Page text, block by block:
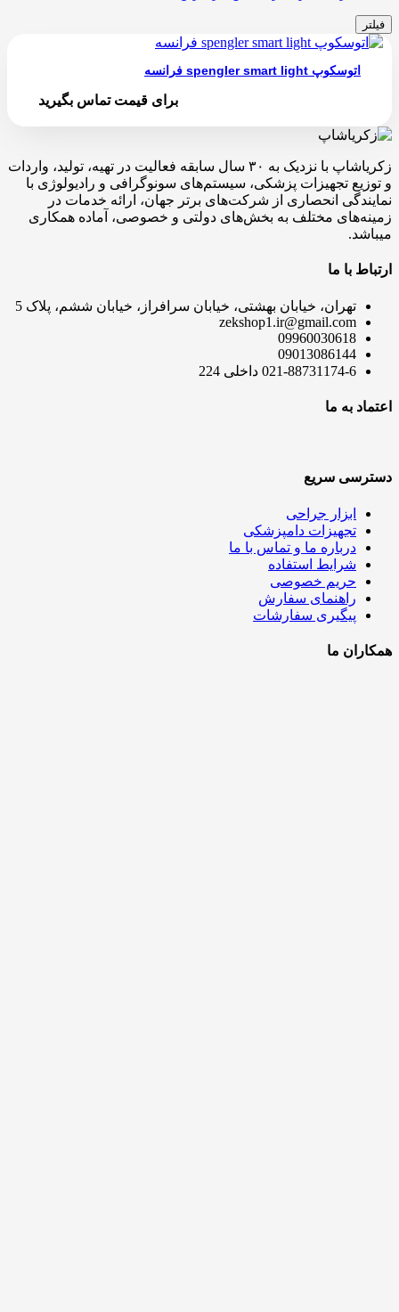
فیلتر
اتوسکوپ spengler smart light فرانسه
برای قیمت تماس بگیرید
زکریاشاپ با نزدیک به ۳۰ سال سابقه فعالیت در تهیه، تولید، واردات
و توزیع تجهیزات پزشکی، سیستم‌های سونوگرافی و رادیولوژی با
نمایندگی انحصاری از شرکت‌های برتر جهان، ارائه خدمات در
زمینه‌های مختلف به بخش‌های دولتی و خصوصی، آماده همکاری
میباشد.
ارتباط با ما
تهران، خیابان بهشتی، خیابان سرافراز، خیابان ششم، پلاک 5
zekshop1.ir@gmail.com
09960030618
09013086144
021-88731174-6 داخلی 224
اعتماد به ما
دسترسی سریع
ابزار جراحی
تجهیزات دامپزشکی
درباره ما و تماس با ما
شرایط استفاده
حریم خصوصی
راهنمای سفارش
پیگیری سفارشات
همکاران ما